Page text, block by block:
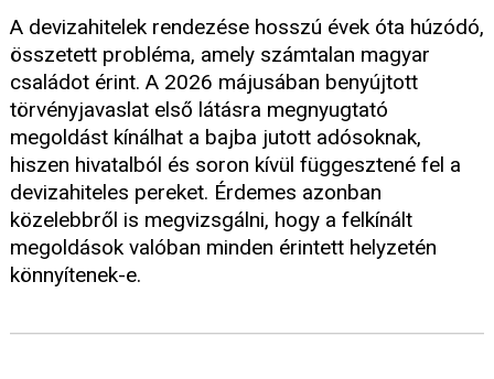
A devizahitelek rendezése hosszú évek óta húzódó,
összetett probléma, amely számtalan magyar
családot érint. A 2026 májusában benyújtott
törvényjavaslat első látásra megnyugtató
megoldást kínálhat a bajba jutott adósoknak,
hiszen hivatalból és soron kívül függesztené fel a
devizahiteles pereket. Érdemes azonban
közelebbről is megvizsgálni, hogy a felkínált
megoldások valóban minden érintett helyzetén
könnyítenek-e.